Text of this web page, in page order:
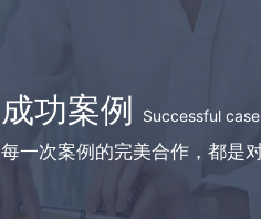
成功案例 Successful case
每一次案例的完美合作，都是